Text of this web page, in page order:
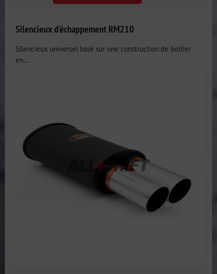
Silencieux d'échappement RM210
Silencieux universel basé sur une construction de boîtier
en...